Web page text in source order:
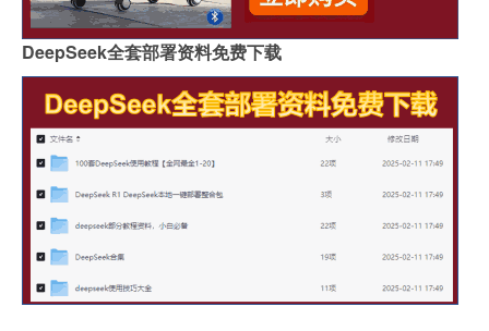
DeepSeek全套部署资料免费下载